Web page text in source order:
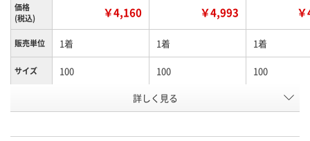
価格
(税込)
￥4,160 ￥4,993
販売単位 1着 1着 1着
サイズ 100 100 100
アースグリーン
号
詳しく見る